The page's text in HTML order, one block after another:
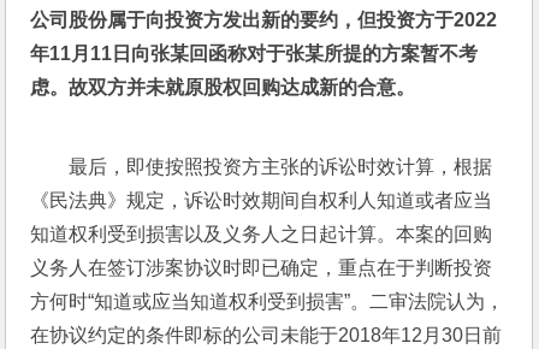
公司股份属于向投资方发出新的要约，但投资方于2022
年11月11日向张某回函称对于张某所提的方案暂不考
虑。故双方并未就原股权回购达成新的合意。
最后，即使按照投资方主张的诉讼时效计算，根据
《民法典》规定，诉讼时效期间自权利人知道或者应当
知道权利受到损害以及义务人之日起计算。本案的回购
义务人在签订涉案协议时即已确定，重点在于判断投资
方何时“知道或应当知道权利受到损害”。二审法院认为，
在协议约定的条件即标的公司未能于2018年12月30日前